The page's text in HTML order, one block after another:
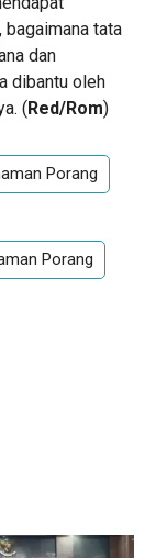
tata
dan
dibantu oleh
(Red/Rom)
Porang
Porang